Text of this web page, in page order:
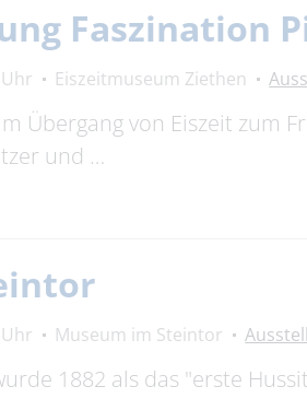
Faszination
Eiszeitmuseum Ziethen
Übergang von Eiszeit zum
und …
Museum im Steintor
1882 als das "erste